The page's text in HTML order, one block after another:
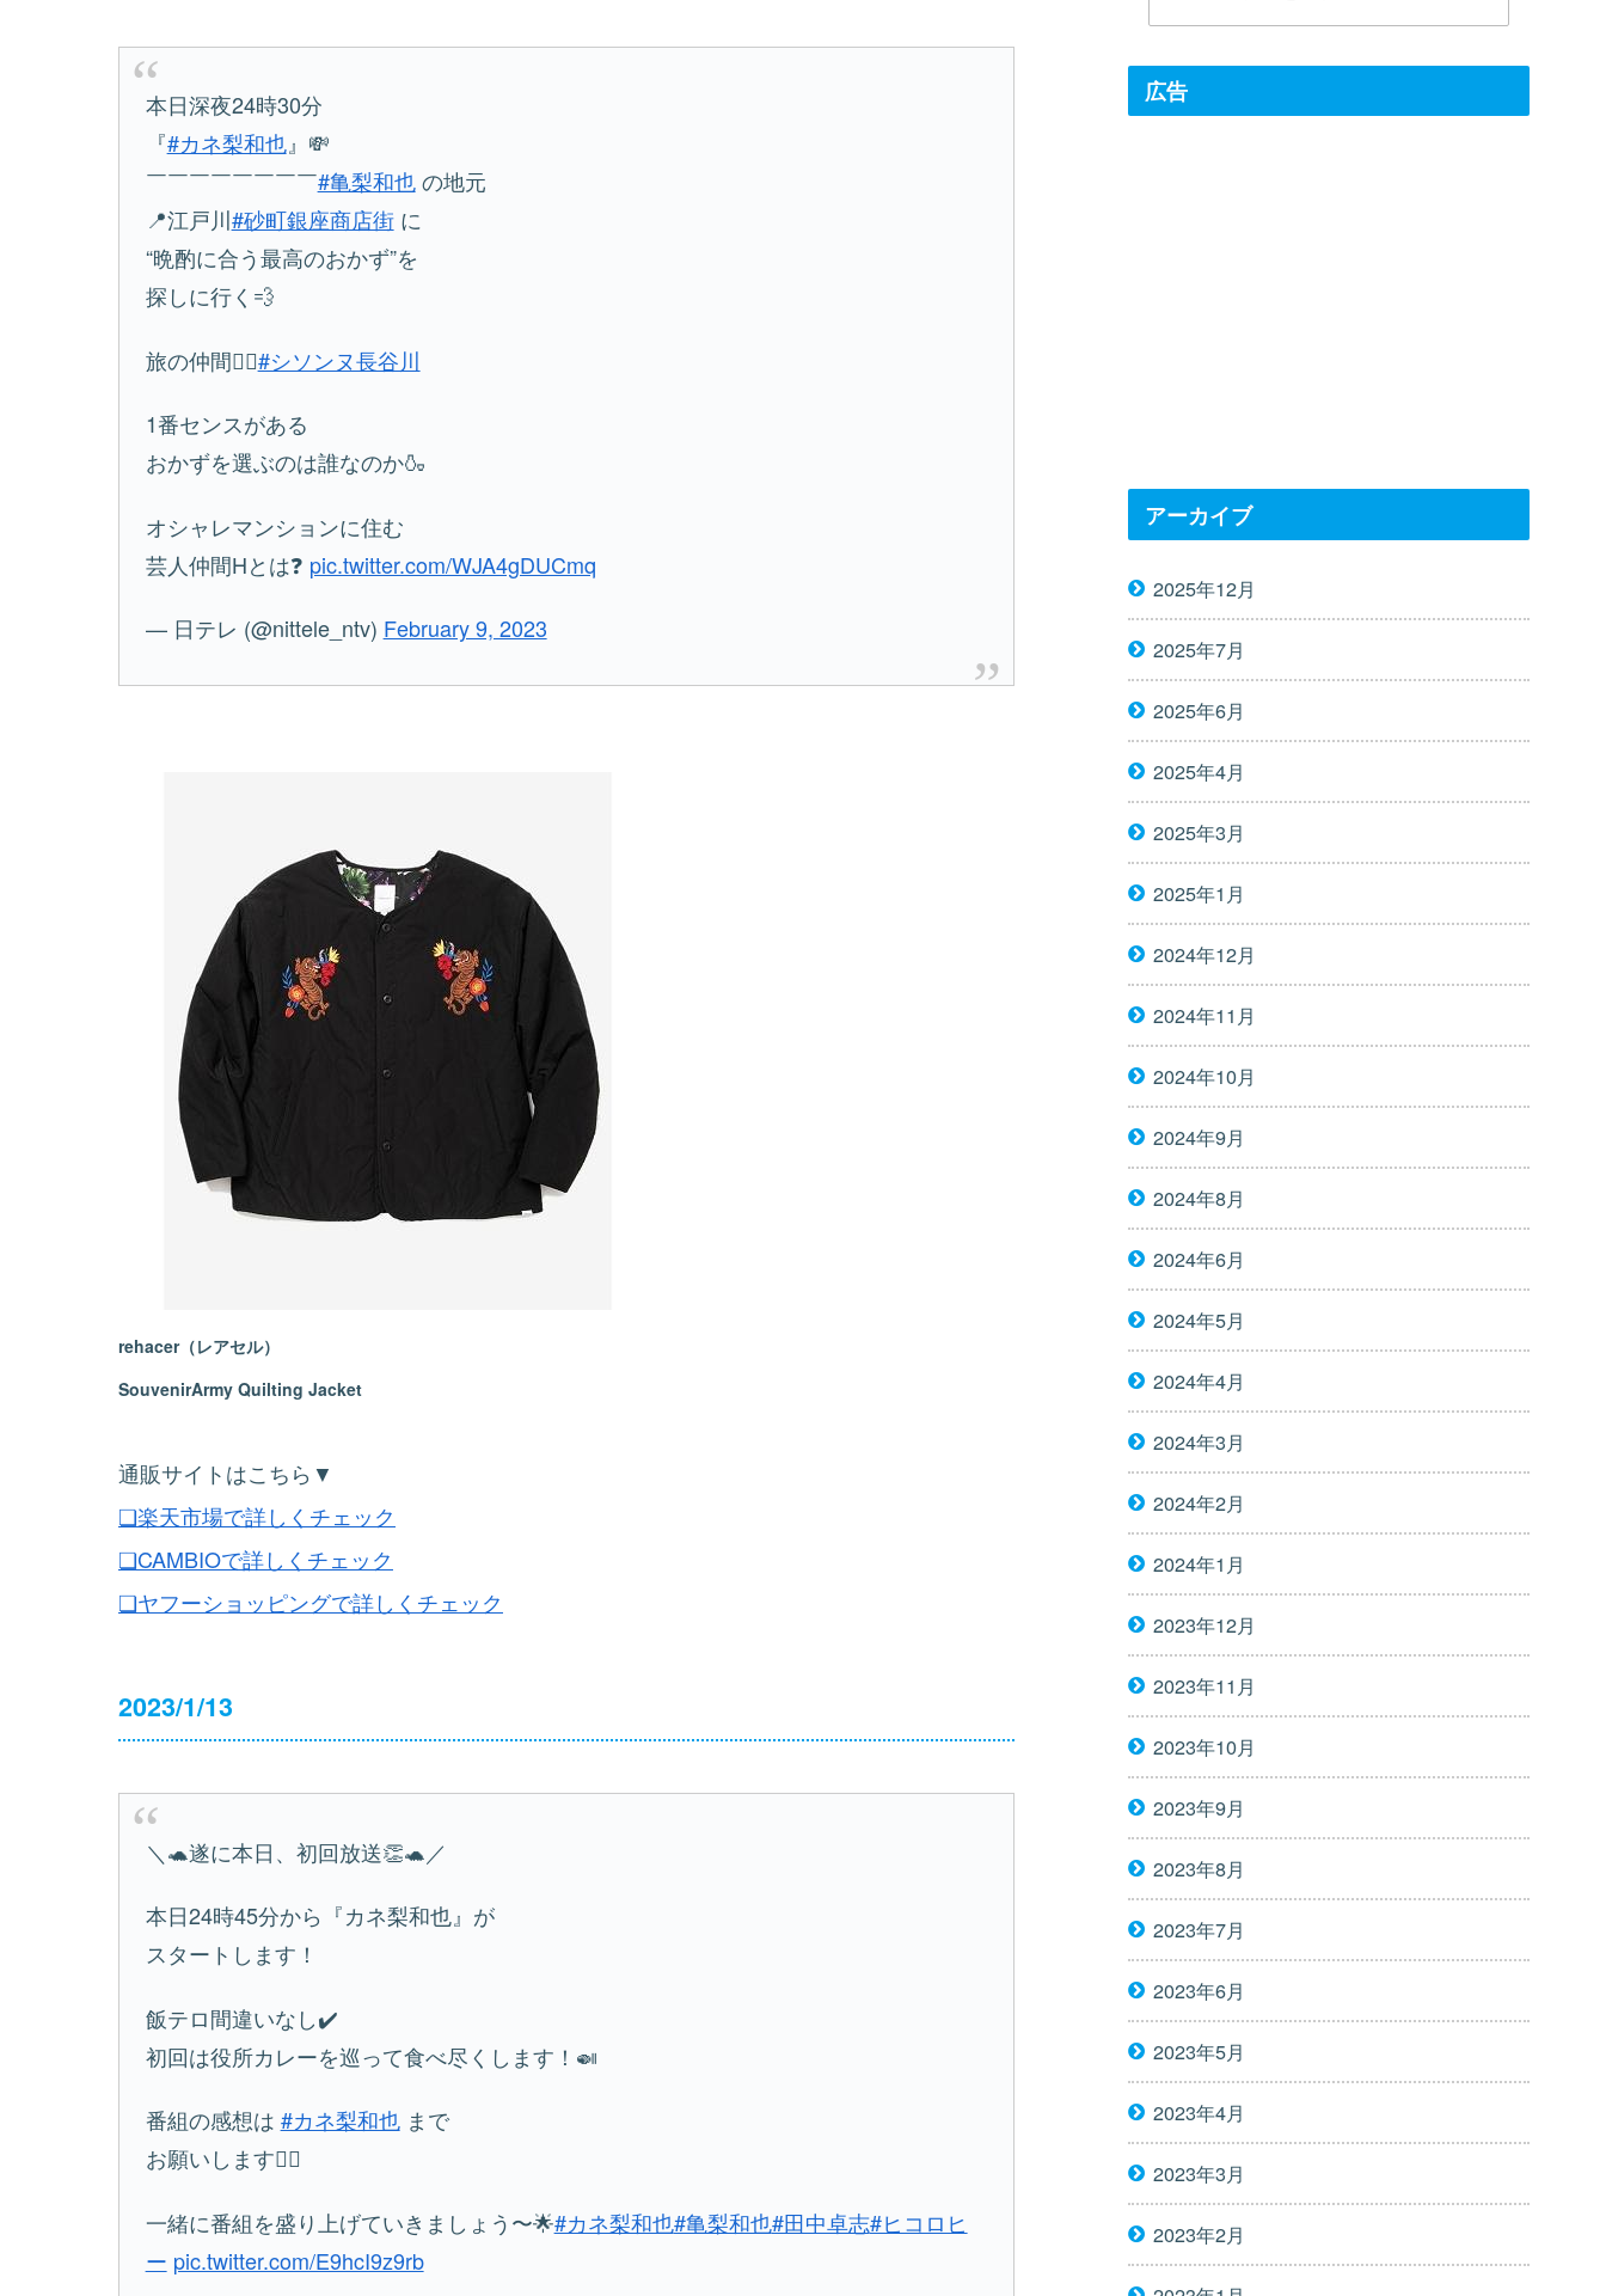
本日深夜24時30分
『#カネ梨和也』💸
￣￣￣￣￣￣￣￣#亀梨和也の地元
📍江戸川#砂町銀座商店街に
“晩酌に合う最高のおかず”を
探しに行く💨
旅の仲間👇🏼#シソンヌ長谷川
1番センスがある
おかずを選ぶのは誰なのか🍶
オシャレマンションに住む
芸人仲間Hとは❓ pic.twitter.com/WJA4gDUCmq
— 日テレ (@nittele_ntv) February 9, 2023
rehacer（レアセル）
SouvenirArmy Quilting Jacket
通販サイトはこちら▼
❏楽天市場で詳しくチェック
❏CAMBIOで詳しくチェック
❏ヤフーショッピングで詳しくチェック
2023/1/13
＼🐢遂に本日、初回放送👏🐢／
本日24時45分から『カネ梨和也』が
スタートします！
飯テロ間違いなし✔️
初回は役所カレーを巡って食べ尽くします！🍛
番組の感想は #カネ梨和也まで
お願いします🙇‍♂️
一緒に番組を盛り上げていきましょう〜🌟#カネ梨和也#亀梨和也#田中卓志#ヒコロヒ
ー pic.twitter.com/E9hcI9z9rb
広告
アーカイブ
2025年12月
2025年7月
2025年6月
2025年4月
2025年3月
2025年1月
2024年12月
2024年11月
2024年10月
2024年9月
2024年8月
2024年6月
2024年5月
2024年4月
2024年3月
2024年2月
2024年1月
2023年12月
2023年11月
2023年10月
2023年9月
2023年8月
2023年7月
2023年6月
2023年5月
2023年4月
2023年3月
2023年2月